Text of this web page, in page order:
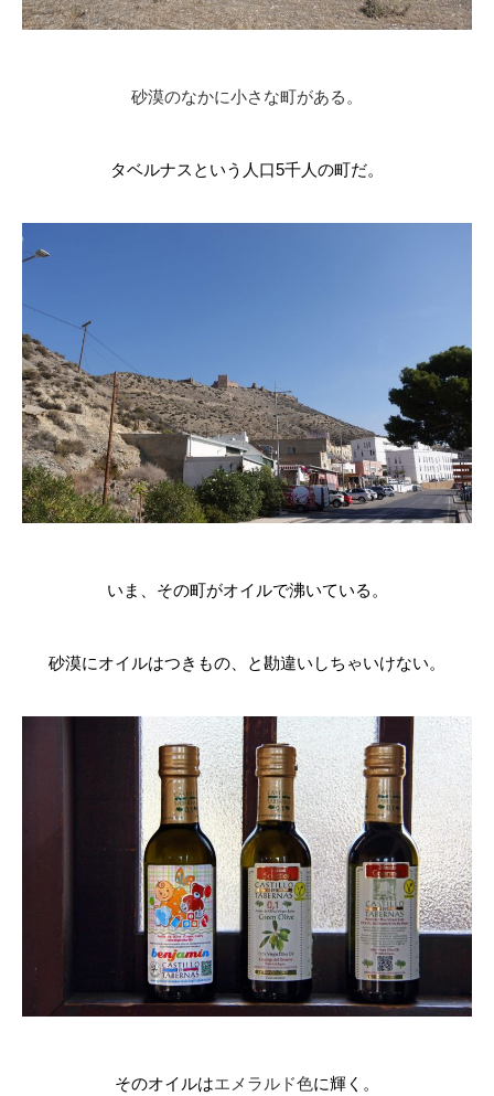
砂漠のなかに小さな町がある。
タベルナスという人口5千人の町だ。
いま、その町がオイルで沸いている。
砂漠にオイルはつきもの、と勘違いしちゃいけない。
そのオイルはエメラルド色に輝く。